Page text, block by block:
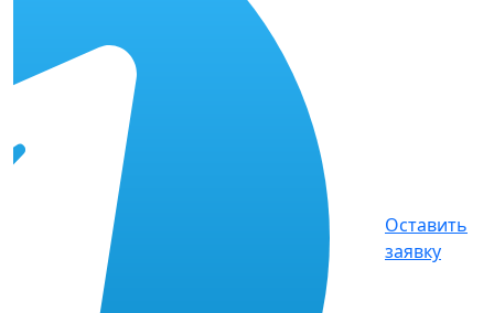
Оставить
заявку